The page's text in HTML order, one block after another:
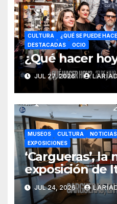
CULTURA ¿QUÉ SE PUEDE
DESTACADAS
OCIO
¿Qué hacer
JUL 27, 2026
MUSEOS CULTURA NOTICIAS
EXPOSICIONES
‘Cargueras’, la
exposición de
JUL 24, 2026